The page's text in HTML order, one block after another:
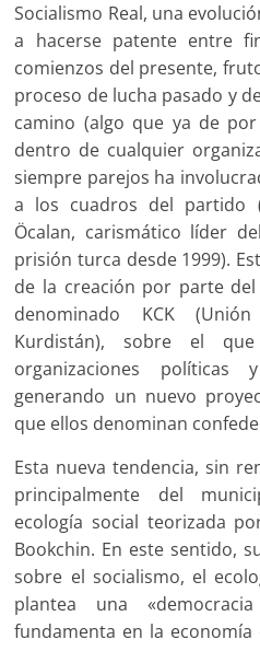
Socialismo Real, una
a hacerse patente entre
comienzos del presente,
proceso de lucha pasado y
camino (algo que ya de
dentro de cualquier
siempre parejos ha
a los cuadros del partido
Öcalan, carismático líder
prisión turca desde 1999).
de la creación por parte
denominado KCK
Kurdistán), sobre el
organizaciones
generando un nuevo
que ellos denominan
Esta nueva tendencia, sin
principalmente del
ecología social teorizada
Bookchin. En este sentido,
sobre el socialismo, el
plantea una
fundamenta en la